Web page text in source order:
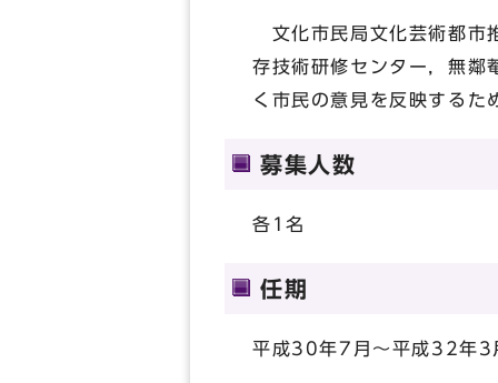
文化市民局文化芸術都市
存技術研修センター，無鄰
く市民の意見を反映するた
募集人数
各1名
任期
平成30年7月～平成32年3